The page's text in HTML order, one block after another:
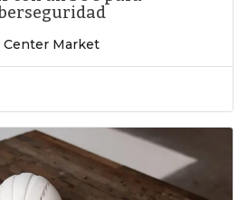
Center Market